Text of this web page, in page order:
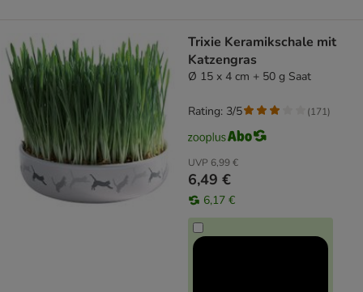
Trixie Keramikschale mit
Katzengras
Ø 15 x 4 cm + 50 g Saat
UVP 6,99 €
6,49 €
6,17 €
Rating: 3/5 (171)